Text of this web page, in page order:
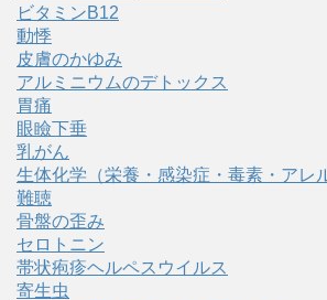
ビタミンB12
動悸
皮膚のかゆみ
アルミニウムのデトックス
胃痛
眼瞼下垂
乳がん
生体化学（栄養・感染症・毒素・アレ
難聴
骨盤の歪み
セロトニン
帯状疱疹ヘルペスウイルス
寄生虫